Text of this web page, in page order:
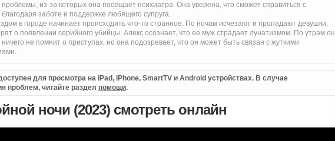
проблемы, из-за которых она посещает психиатра. Она уверена, что сможет справиться с
заботе и поддержке любящего супруга.
в городе начинает происходить что-то странное. По ночам исчезают и пропадают девушки.
о появлении серийного убийцы. Алекс осознает, что ее муж страдает лунатизмом. По утрам он
не помнит о приступах, но она подозревает, что он может быть связан с жуткими
для просмотра на iPad, iPhone, SmartTV и Android устройствах. В случае
проблем, читайте раздел помощи.
ночи (2023) смотреть онлайн